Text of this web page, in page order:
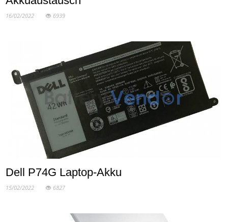
16/02/2022 6939
Dell P74G Laptop-Akku
15/02/2022 6827